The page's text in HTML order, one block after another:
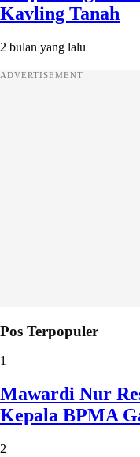
Kavling Tanah
2 bulan yang lalu
ADVERTISEMENT
Pos Terpopuler
1
Mawardi Nur
Kepala BPMA
2